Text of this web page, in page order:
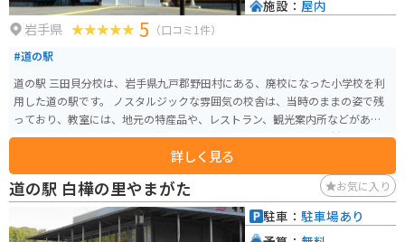
岩手県 5 （口コミ1件）
#道の駅
道の駅 三田貝分校は、岩手県九戸郡野田村にある、廃校になった小学校を利
用した道の駅です。 ノスタルジックな雰囲気の校舎は、当時のままの姿で残
っており、教室には、地元の特産品や、レストラン、観光案内所などがあり
ます。 おすすめは、地元産の新鮮な魚介類を使った料理や、野田村特産の
「のだ塩」を使ったソフトクリームです。 バイクで訪れる際は、広々とした
駐車場があるので安心です。 周辺には、太平洋を一望できる「北緯40度線展
望台」や、「十府ヶ浦公園」など、風光明媚な観光スポットが点在している
ので、ツーリングの休憩場所としても最適です。
詳しく見る
施設： 屋内
道の駅 白樺の里やまがた お気に入り
駐車： 駐車場あり